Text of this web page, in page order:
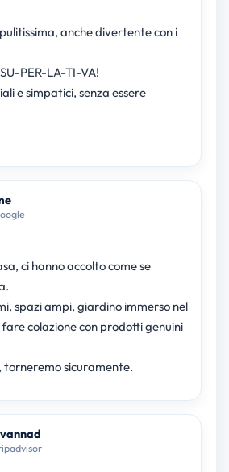
anche divertente con i
PER-LA-TI-VA!
e simpatici, senza essere
ci hanno accolto come se
spazi ampi, giardino immerso nel
colazione con prodotti genuini
torneremo sicuramente.